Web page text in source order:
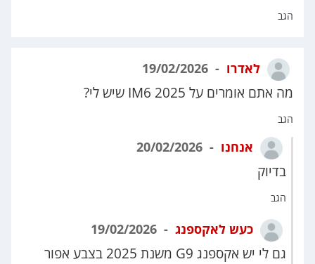
הגב
לאדרו
מה אתם אומרים על IM6 2025 שיש לי?
הגב
אנחנו
בדיוק
הגב
כעש לאקספנג
גם לי יש אקספנג G9 משנת 2025 בצבע אפור